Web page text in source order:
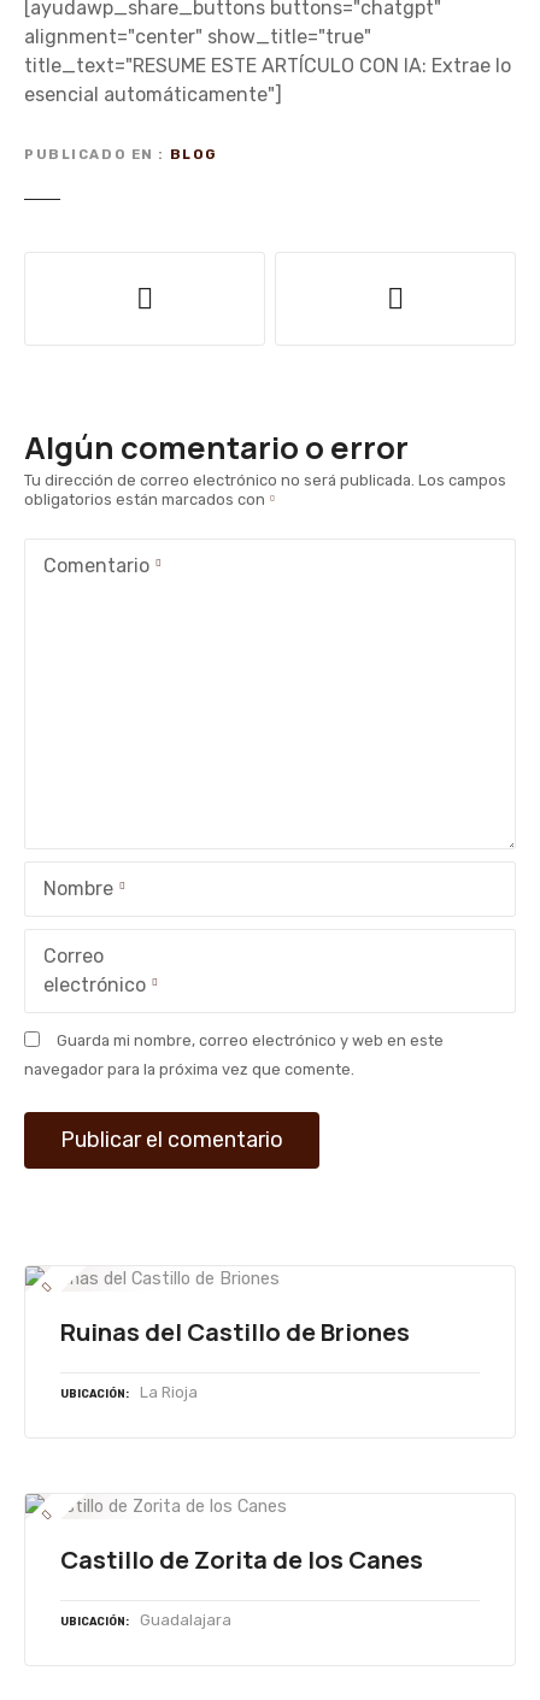
[ayudawp_share_buttons buttons="chatgpt"
alignment="center" show_title="true"
title_text="RESUME ESTE ARTÍCULO CON IA: Extrae lo
esencial automáticamente"]
PUBLICADO EN BLOG
g
a
n
a
d
a
Algún comentario o error
Tu dirección de correo electrónico no será publicada. Los campos
obligatorios están marcados con
Comentario
Nombre
Correo
electrónico
Guarda mi nombre, correo electrónico y web en este
navegador para la próxima vez que comente.
Ruinas del Castillo de Briones
UBICACIÓN La Rioja
Castillo de Zorita de los Canes
UBICACIÓN Guadalajara